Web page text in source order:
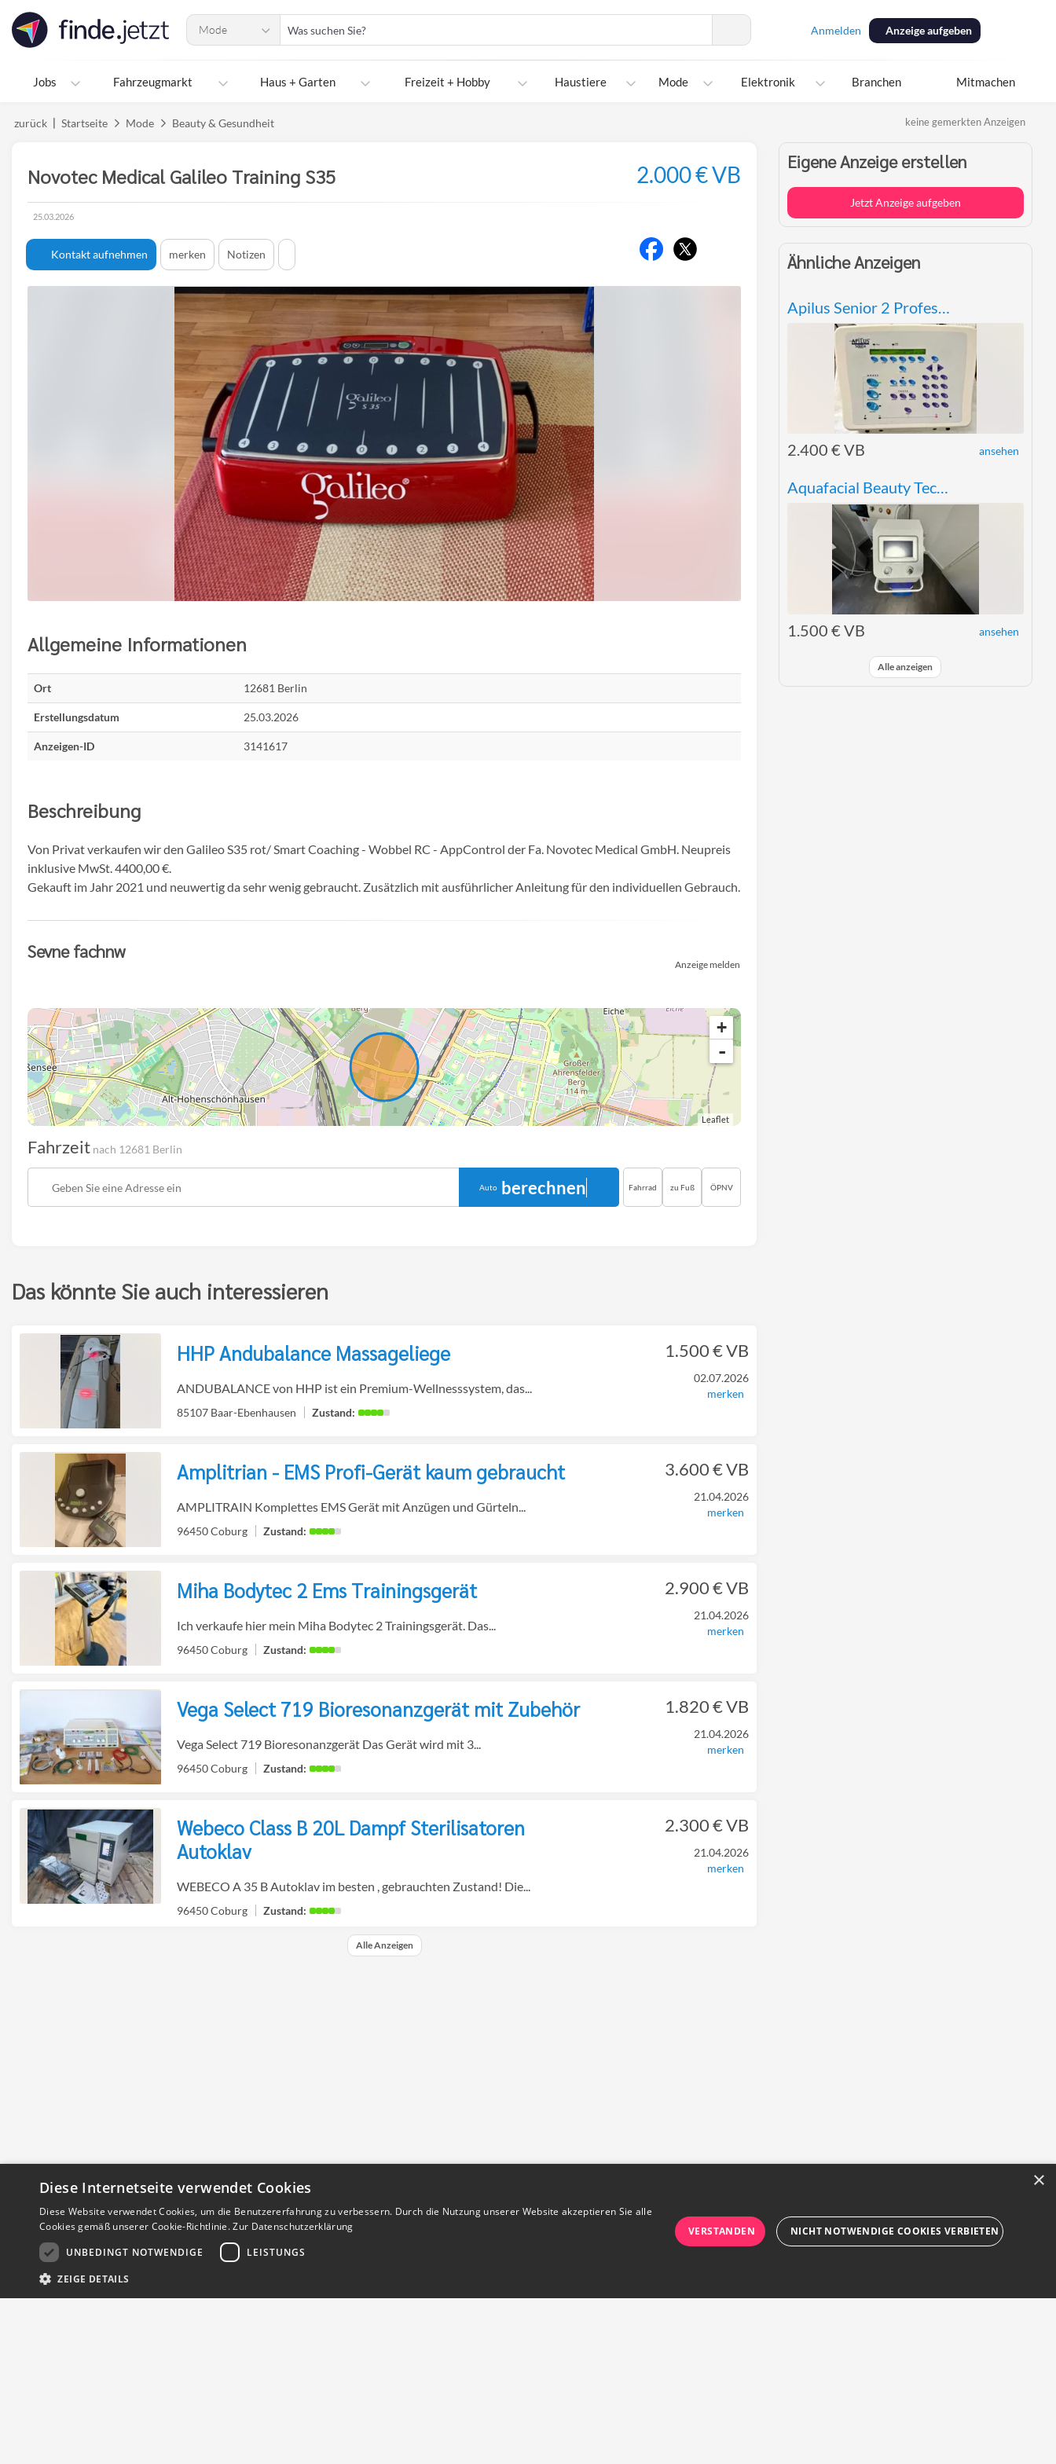
Accessibility
Modus
aktivieren
Navigation
Mode
suchen
Anmelden Anzeige aufgeben
Jobs Fahrzeugmarkt Haus + Garten Freizeit + Hobby Haustiere Mode Elektronik Branchen Mitmachen
zurück Startseite Mode Beauty & Gesundheit keine gemerkten Anzeigen
Eigene Anzeige erstellen
Jetzt Anzeige aufgeben
Ähnliche Anzeigen
Apilus Senior 2 Professionelles Elektrolysegerät
2.400 € VB ansehen
Aquafacial Beauty Tech Hydra Beauty
1.500 € VB ansehen
Alle anzeigen
Novotec Medical Galileo Training S35 2.000 € VB
25.03.2026
Kontakt aufnehmen merken Notizen
Allgemeine Informationen
Ort 12681 Berlin
Erstellungsdatum 25.03.2026
Anzeigen-ID 3141617
Beschreibung
Von Privat verkaufen wir den Galileo S35 rot/ Smart Coaching - Wobbel RC - AppControl der Fa. Novotec Medical GmbH. Neupreis
inklusive MwSt. 4400,00 €.
Gekauft im Jahr 2021 und neuwertig da sehr wenig gebraucht. Zusätzlich mit ausführlicher Anleitung für den individuellen Gebrauch.
Sevne fachnw
Anzeige melden
+
-
Leaflet
Fahrzeit nach 12681 Berlin
Route
Auto berechnen Fahrrad zu Fuß ÖPNV
Das könnte Sie auch interessieren
zur
Detailseite
HHP Andubalance Massageliege
ANDUBALANCE von HHP ist ein Premium-Wellnesssystem, das...
85107 Baar-Ebenhausen
1.500 € VB
02.07.2026
merken
Detailseite
Amplitrian - EMS Profi-Gerät kaum gebraucht
AMPLITRAIN Komplettes EMS Gerät mit Anzügen und Gürteln...
96450 Coburg
3.600 € VB
21.04.2026
merken
zur
Miha Bodytec 2 Ems Trainingsgerät
Ich verkaufe hier mein Miha Bodytec 2 Trainingsgerät. Das...
96450 Coburg
2.900 € VB
21.04.2026
merken
zur
Detailseite
Vega Select 719 Bioresonanzgerät mit Zubehör
Vega Select 719 Bioresonanzgerät Das Gerät wird mit 3...
96450 Coburg
1.820 € VB
21.04.2026
merken
zur
Webeco Class B 20L Dampf Sterilisatoren
Autoklav
WEBECO A 35 B Autoklav im besten , gebrauchten Zustand! Die...
96450 Coburg
2.300 € VB
21.04.2026
merken
Alle Anzeigen
×
Diese Internetseite verwendet Cookies
Diese Website verwendet Cookies, um die Benutzererfahrung zu verbessern. Durch die Nutzung unserer Website akzeptieren Sie alle
Cookies gemäß unserer Cookie-Richtlinie.Zur Datenschutzerklärung
UNBEDINGT NOTWENDIGE
LEISTUNGS
ZEIGE DETAILS
VERSTANDEN NICHT NOTWENDIGE COOKIES VERBIETEN